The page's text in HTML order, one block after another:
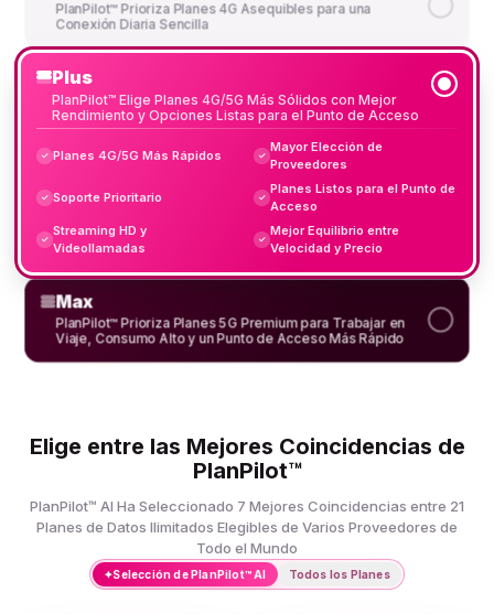
PlanPilot™ Prioriza Planes 4G Asequibles para una
Conexión Diaria Sencilla
Plus
PlanPilot™ Elige Planes 4G/5G Más Sólidos con Mejor
Rendimiento y Opciones Listas para el Punto de Acceso
✓ Planes 4G/5G Más Rápidos ✓
Mayor Elección de
Proveedores
✓ Soporte Prioritario ✓
Planes Listos para el Punto de
Acceso
✓
Streaming HD y
Videollamadas
✓
Mejor Equilibrio entre
Velocidad y Precio
Max
PlanPilot™ Prioriza Planes 5G Premium para Trabajar en
Viaje, Consumo Alto y un Punto de Acceso Más Rápido
Elige entre las Mejores Coincidencias de
PlanPilot™
PlanPilot™ AI Ha Seleccionado 7 Mejores Coincidencias entre 21
Planes de Datos Ilimitados Elegibles de Varios Proveedores de
Todo el Mundo
✦Selección de PlanPilot™ AI Todos los Planes